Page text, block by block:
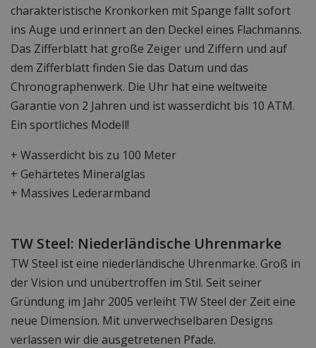
charakteristische Kronkorken mit Spange fällt sofort
ins Auge und erinnert an den Deckel eines Flachmanns.
Das Zifferblatt hat große Zeiger und Ziffern und auf
dem Zifferblatt finden Sie das Datum und das
Chronographenwerk. Die Uhr hat eine weltweite
Garantie von 2 Jahren und ist wasserdicht bis 10 ATM.
Ein sportliches Modell!
+ Wasserdicht bis zu 100 Meter
+ Gehärtetes Mineralglas
+ Massives Lederarmband
TW Steel: Niederländische Uhrenmarke
TW Steel ist eine niederländische Uhrenmarke. Groß in
der Vision und unübertroffen im Stil. Seit seiner
Gründung im Jahr 2005 verleiht TW Steel der Zeit eine
neue Dimension. Mit unverwechselbaren Designs
verlassen wir die ausgetretenen Pfade.